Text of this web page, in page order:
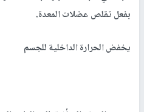
بفعل تقلص عضلات المعدة.
يخفض الحرارة الداخلية للجسم